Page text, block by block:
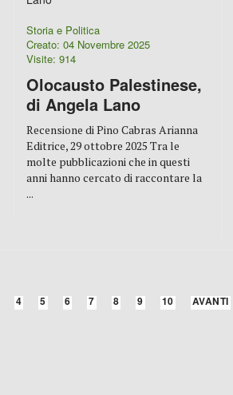
Storia e Politica
Creato: 04 Novembre 2025
Visite: 914
Olocausto Palestinese,
di Angela Lano
Recensione di Pino Cabras Arianna
Editrice, 29 ottobre 2025 Tra le
molte pubblicazioni che in questi
anni hanno cercato di raccontare la
...
4 5 6 7 8 9 10 AVANTI